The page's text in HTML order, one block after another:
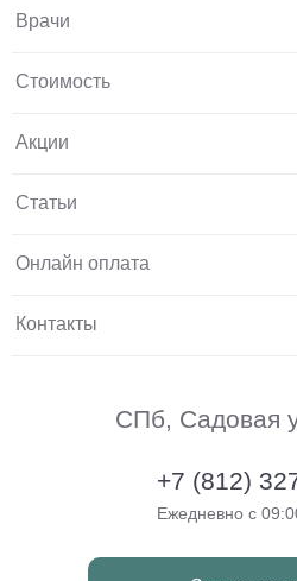
Врачи
Стоимость
Акции
Статьи
Онлайн оплата
Контакты
СПб, Садовая
+7 (812)
Ежедневно с